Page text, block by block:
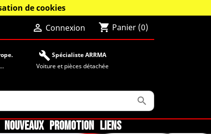
de cookies
 Connexion shopping_cart Panier (0)
build Spécialiste ARRMA
Voiture et pièces détachée

NOUVEAUX PROMOTION LIENS